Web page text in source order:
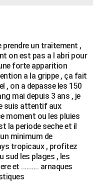
prendre un traitement ,
on est pas a l abri pour
forte apparition
a la grippe , ça fait
, on a depasse les 150
mai depuis 3 ans , je
suis attentif aux
moment ou les pluies
la periode seche et il
minimum de
tropicaux , profitez
sud les plages , les
et .......... arnaques